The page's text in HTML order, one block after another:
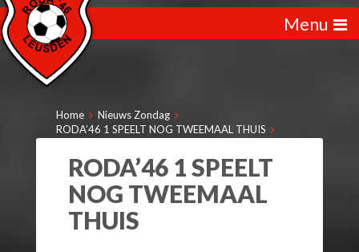
Menu
Home
Nieuws Zondag
RODA’46 1 SPEELT NOG TWEEMAAL THUIS
RODA’46 1 SPEELT
NOG TWEEMAAL
THUIS